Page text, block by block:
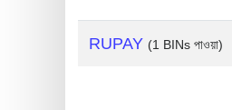
Checker
RUPAY (1 BINs পাওয়া)